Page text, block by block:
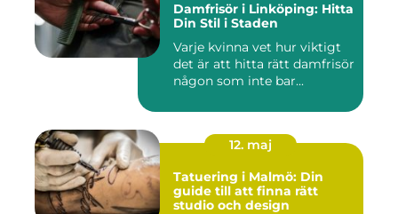
Damfrisör i Linköping: Hitta
Din Stil i Staden
Varje kvinna vet hur viktigt
det är att hitta rätt damfrisör
någon som inte bar...
12. maj
Tatuering i Malmö: Din
guide till att finna rätt
studio och design